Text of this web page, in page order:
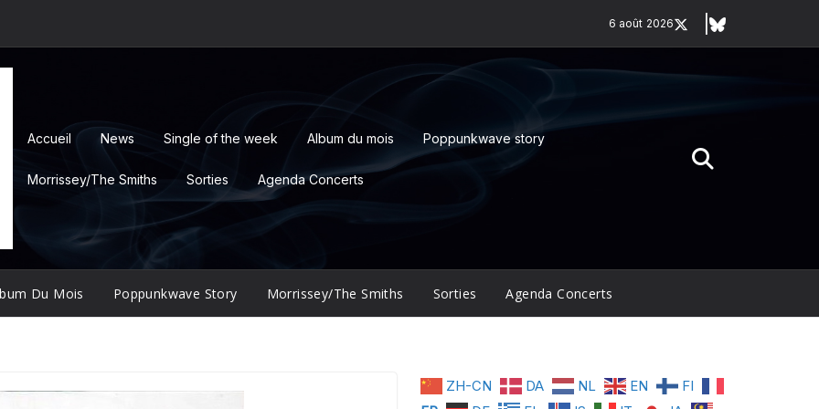
6 août 2026
Accueil News Single of the week Album du mois Poppunkwave story
Morrissey/The Smiths Sorties Agenda Concerts
Du Mois Poppunkwave Story Morrissey/The Smiths Sorties Agenda Concerts
ZH-CN DA NL EN
FI